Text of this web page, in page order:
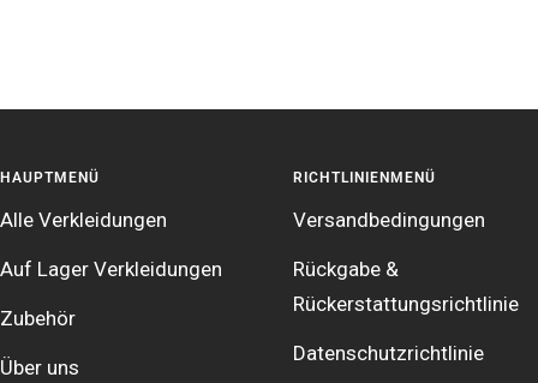
HAUPTMENÜ
Alle Verkleidungen
Auf Lager Verkleidungen
Zubehör
Über uns
RICHTLINIENMENÜ
Versandbedingungen
Rückgabe &
Rückerstattungsrichtlinie
Datenschutzrichtlinie